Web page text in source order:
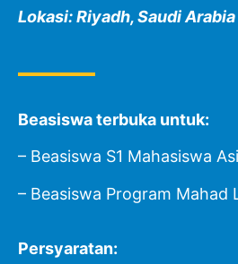
Lokasi: Riyadh, Saudi Arabia
Beasiswa terbuka untuk:
– Beasiswa S1 Mahasiswa
– Beasiswa Program Mahad
Persyaratan: